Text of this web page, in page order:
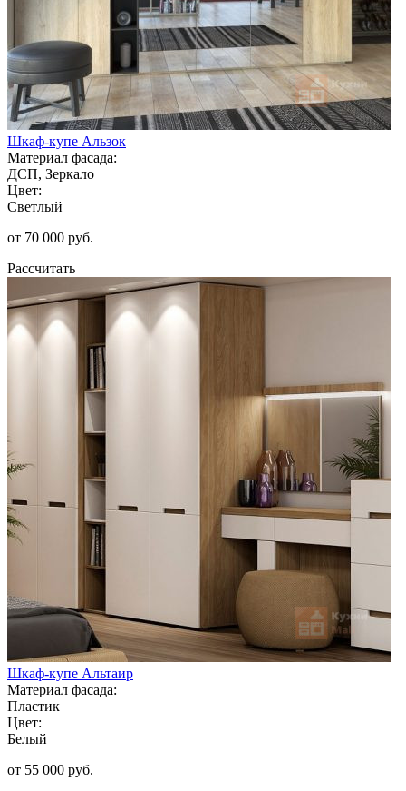
Шкаф-купе Альзок
Материал фасада:
ДСП, Зеркало
Цвет:
Светлый
от 70 000 руб.
Рассчитать
Шкаф-купе Альтаир
Материал фасада:
Пластик
Цвет:
Белый
от 55 000 руб.